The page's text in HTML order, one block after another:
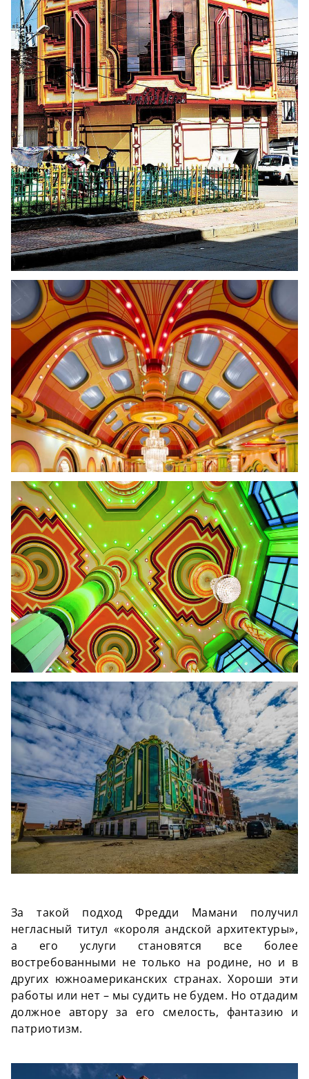
За такой подход Фредди Мамани получил
негласный титул «короля андской архитектуры»,
а его услуги становятся все более
востребованными не только на родине, но и в
других южноамериканских странах. Хороши эти
работы или нет – мы судить не будем. Но отдадим
должное автору за его смелость, фантазию и
патриотизм.